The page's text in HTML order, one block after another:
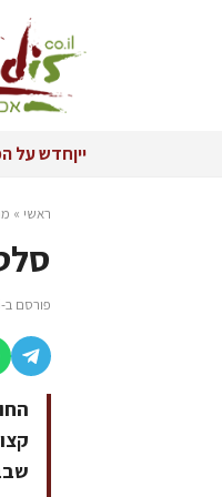
ייןחדש על
ראשי »
פורסם ב-9.9.2006 | מאת: